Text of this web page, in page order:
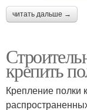
читать дальше →
крепить
Крепление полки